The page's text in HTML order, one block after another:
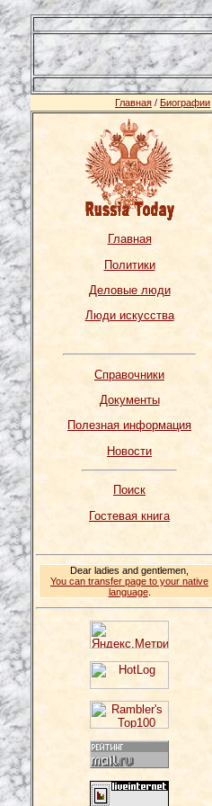
Главная / Биографии
Главная
Политики
Деловые люди
Люди искусства
Справочники
Документы
Полезная информация
Новости
Поиск
Гостевая книга
Dear ladies and gentlemen,
You can transfer page to your native
language.